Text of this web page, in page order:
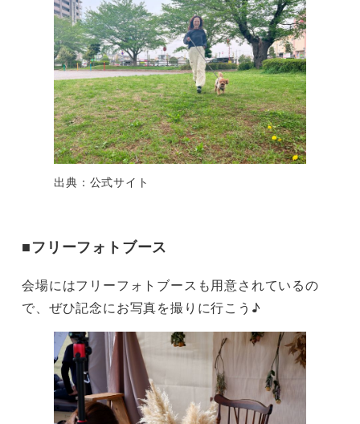
出典：公式サイト
■フリーフォトブース
会場にはフリーフォトブースも用意されているの
で、ぜひ記念にお写真を撮りに行こう♪